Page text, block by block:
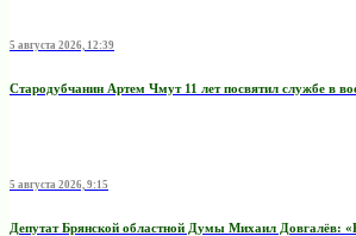
5 августа 2026, 12:39
Стародубчанин Артем Чмут 11 лет посвятил службе в
5 августа 2026, 9:15
Депутат Брянской областной Думы Михаил Довгалёв: